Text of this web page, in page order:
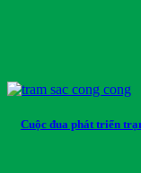
Cuộc đua phát triển